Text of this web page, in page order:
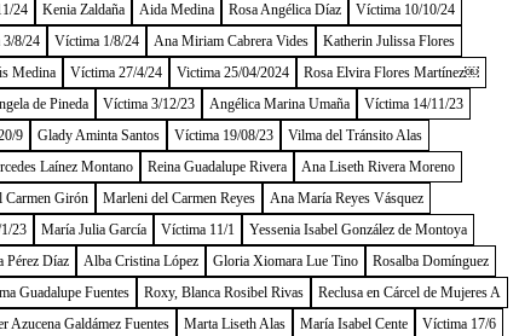
24 Kenia Zaldaña Aida Medina Rosa Angélica Díaz
Víctima 10/10/24
8/24 Víctima 1/8/24 Ana Miriam Cabrera Vides
Katherin Julissa Flores
Medina Víctima 27/4/24 Victima 25/04/2024
Rosa Elvira Flores Martínez￼
de Pineda Víctima 3/12/23 Angélica Marina Umaña
Víctima 14/11/23
9 Glady Aminta Santos Víctima 19/08/23
Vilma del Tránsito Alas
Laínez Montano Reina Guadalupe Rivera
Ana Liseth Rivera Moreno
Carmen Girón Marleni del Carmen Reyes
Ana María Reyes Vásquez
23 María Julia García Víctima 11/1
Yessenia Isabel González de Montoya
Pérez Díaz Alba Cristina López Gloria Xiomara Lue Tino
Rosalba Domínguez
Guadalupe Fuentes Roxy, Blanca Rosibel Rivas
Reclusa en Cárcel de Mujeres A
Azucena Galdámez Fuentes Marta Liseth Alas María Isabel Cente
Víctima 17/6